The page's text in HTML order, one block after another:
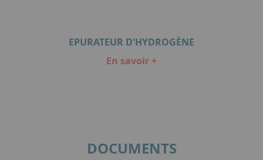
EPURATEUR D'HYDROGÈNE
En savoir +
DOCUMENTS